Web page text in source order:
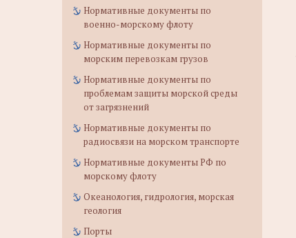
Нормативные документы по
военно-морскому флоту
Нормативные документы по
морским перевозкам грузов
Нормативные документы по
проблемам защиты морской среды
от загрязнений
Нормативные документы по
радиосвязи на морском транспорте
Нормативные документы РФ по
морскому флоту
Океанология, гидрология, морская
геология
Порты